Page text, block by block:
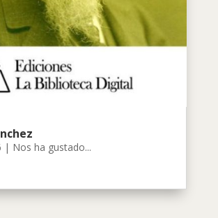
| Nos ha gustado...